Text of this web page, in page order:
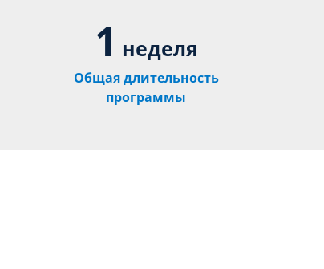
1 неделя
Общая длительность
программы